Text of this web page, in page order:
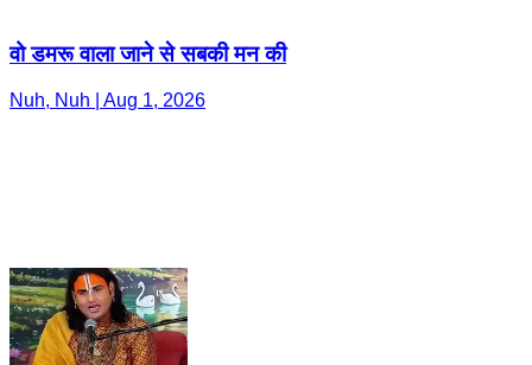
वो डमरू वाला जाने से सबकी मन की
Nuh, Nuh | Aug 1, 2026